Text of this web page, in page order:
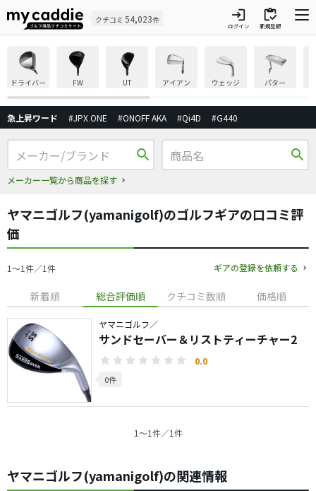
クチコミ 54,023件 login
ログイン
inventory
新規登録
ドライバー FW UT アイアン ウェッジ パター
急上昇ワード #JPX ONE #ONOFF AKA #Qi4D #G440
search
メーカー一覧から商品を探す
search
ヤマニゴルフ(yamanigolf)のゴルフギアの口コミ評
価
1〜1件／1件 ギアの登録を依頼する
新着順 総合評価順 クチコミ数順 価格順
ヤマニゴルフ／
サンドセーバー＆リストティーチャー2
0.0
0件
1〜1件／1件
ヤマニゴルフ(yamanigolf)の関連情報